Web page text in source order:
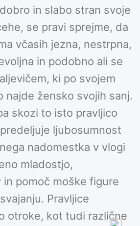
in slabo stran svoje
se pravi sprejme, da
včasih jezna, nestrpna,
in podobno ali se
ki po svojem
najde žensko svojih sanj.
skozi to isto pravljico
ljubosumnost
nadomestka v vlogi
mladostjo,
pomoč moške figure
Pravljice
otroke, kot tudi različne